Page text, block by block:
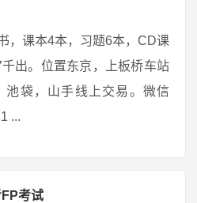
，课本4本，习题6本，CD课
出。位置东京，上板桥车站
池袋，山手线上交易。微信
...
考试